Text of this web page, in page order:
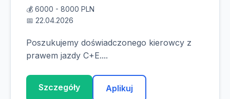
💰 6000 - 8000 PLN
📅 22.04.2026
Poszukujemy doświadczonego kierowcy z
prawem jazdy C+E....
Szczegóły Aplikuj